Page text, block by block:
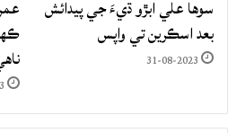
سوها علي ابڙو ڌيءَ جي پيدائش
بعد اسڪرين تي واپس
31-08-2023